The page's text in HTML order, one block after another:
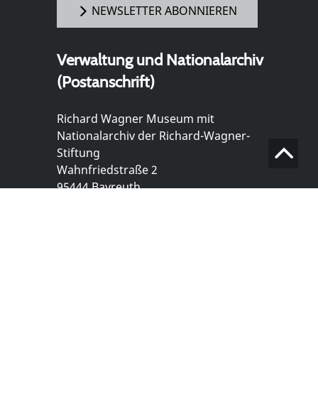
NEWSLETTER ABONNIEREN
Verwaltung und Nationalarchiv
(Postanschrift)
Richard Wagner Museum mit
Nationalarchiv der Richard-Wagner-
Stiftung
Wahnfriedstraße 2
95444 Bayreuth